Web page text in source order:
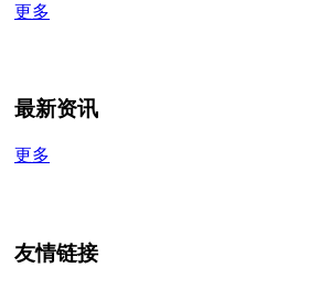
更多
最新资讯
更多
友情链接